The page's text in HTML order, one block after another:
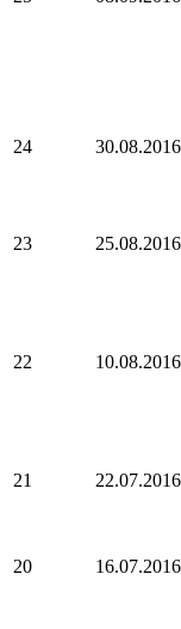
24 30.08.2016
23 25.08.2016
22 10.08.2016
21 22.07.2016
20 16.07.2016